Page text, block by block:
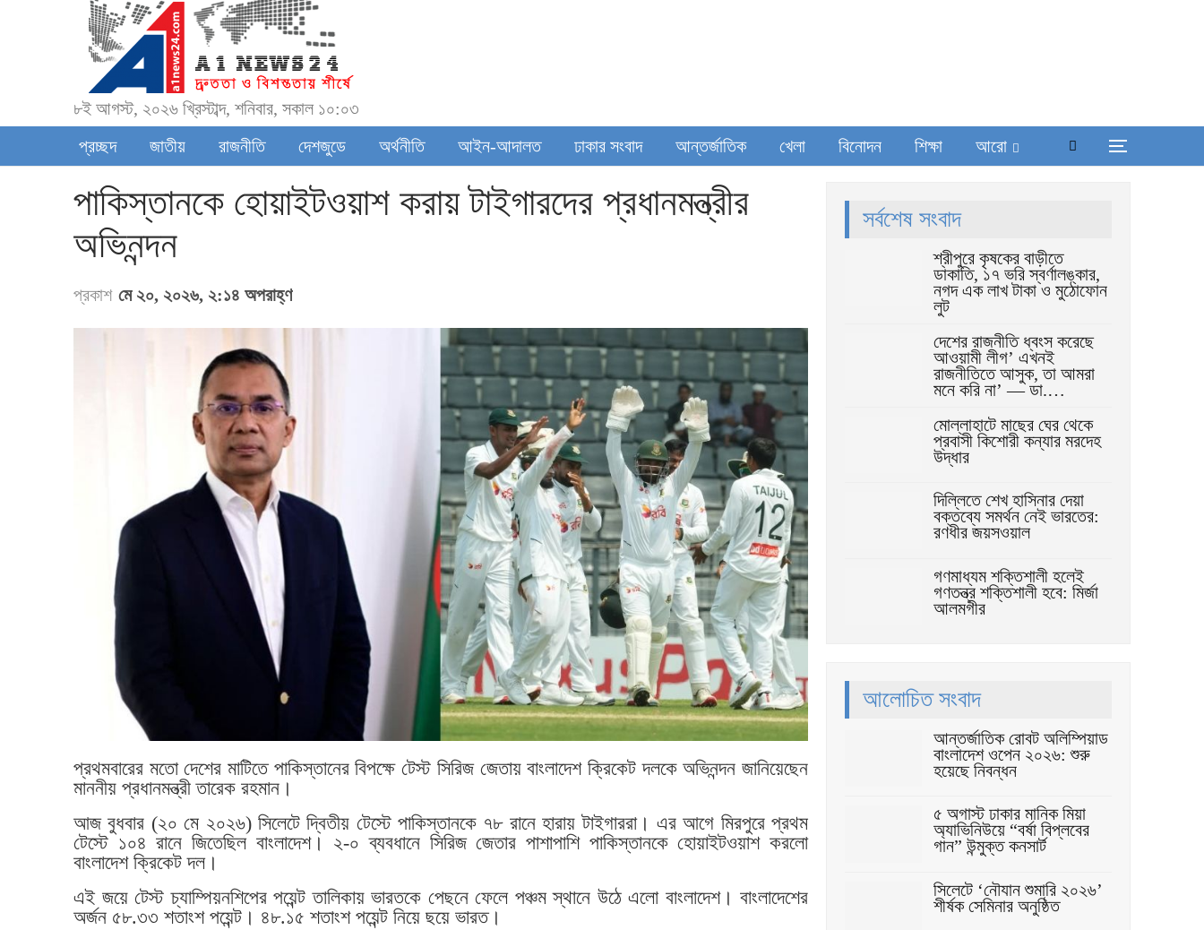
৮ই আগস্ট, ২০২৬ খ্রিস্টাব্দ, শনিবার, সকাল ১০:০৩
প্রচ্ছদ
জাতীয় রাজনীতি দেশজুডে অর্থনীতি আইন-আদালত ঢাকার সংবাদ আন্তর্জাতিক খেলা বিনোদন শিক্ষা আরো
পাকিস্তানকে হোয়াইটওয়াশ করায় টাইগারদের প্রধানমন্ত্রীর
অভিনন্দন
প্রকাশ মে ২০, ২০২৬, ২:১৪ অপরাহ্ণ
প্রথমবারের মতো দেশের মাটিতে পাকিস্তানের বিপক্ষে টেস্ট সিরিজ জেতায় বাংলাদেশ ক্রিকেট দলকে অভিনন্দন জানিয়েছেন
মাননীয় প্রধানমন্ত্রী তারেক রহমান।
আজ বুধবার (২০ মে ২০২৬) সিলেটে দ্বিতীয় টেস্টে পাকিস্তানকে ৭৮ রানে হারায় টাইগাররা। এর আগে মিরপুরে প্রথম
টেস্টে ১০৪ রানে জিতেছিল বাংলাদেশ। ২-০ ব্যবধানে সিরিজ জেতার পাশাপাশি পাকিস্তানকে হোয়াইটওয়াশ করলো
বাংলাদেশ ক্রিকেট দল।
এই জয়ে টেস্ট চ্যাম্পিয়নশিপের পয়েন্ট তালিকায় ভারতকে পেছনে ফেলে পঞ্চম স্থানে উঠে এলো বাংলাদেশ। বাংলাদেশের
অর্জন ৫৮.৩৩ শতাংশ পয়েন্ট। ৪৮.১৫ শতাংশ পয়েন্ট নিয়ে ছয়ে ভারত।
সর্বশেষ সংবাদ
শ্রীপুরে কৃষকের বাড়ীতে
ডাকাতি, ১৭ ভরি স্বর্ণালঙ্কার,
নগদ এক লাখ টাকা ও মুঠোফোন
লুট
দেশের রাজনীতি ধ্বংস করেছে
আওয়ামী লীগ’ এখনই
রাজনীতিতে আসুক, তা আমরা
মনে করি না’ — ডা.…
মোল্লাহাটে মাছের ঘের থেকে
প্রবাসী কিশোরী কন্যার মরদেহ
উদ্ধার
দিল্লিতে শেখ হাসিনার দেয়া
বক্তব্যে সমর্থন নেই ভারতের:
রণধীর জয়সওয়াল
গণমাধ্যম শক্তিশালী হলেই
গণতন্ত্র শক্তিশালী হবে: মির্জা
আলমগীর
আলোচিত সংবাদ
আন্তর্জাতিক রোবট অলিম্পিয়াড
বাংলাদেশ ওপেন ২০২৬: শুরু
হয়েছে নিবন্ধন
৫ অগাস্ট ঢাকার মানিক মিয়া
অ্যাভিনিউয়ে “বর্ষা বিপ্লবের
গান” উন্মুক্ত কনসার্ট
সিলেটে ‘নৌযান শুমারি ২০২৬’
শীর্ষক সেমিনার অনুষ্ঠিত